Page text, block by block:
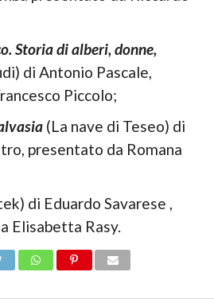
Storia di alberi, donne,
di Antonio Pascale,
Piccolo;
(La nave di Teseo) di
presentato da Romana
di Eduardo Savarese ,
Elisabetta Rasy.